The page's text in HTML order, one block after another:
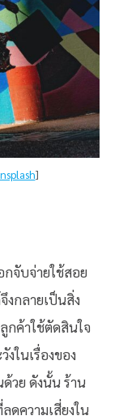
]
จับจ่ายใช้สอย
กลายเป็นสิ่ง
กค้าใช้ตัดสินใจ
ในเรื่องของ
วย ดังนั้น ร้าน
ความเสี่ยงใน